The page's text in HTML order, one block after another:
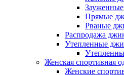
Прямые
Рваные
Распродажа
Утепленные
Женская спортивная
Женские